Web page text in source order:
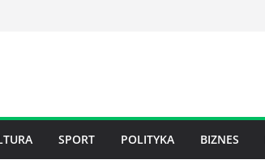
SPORT POLITYKA BIZNES